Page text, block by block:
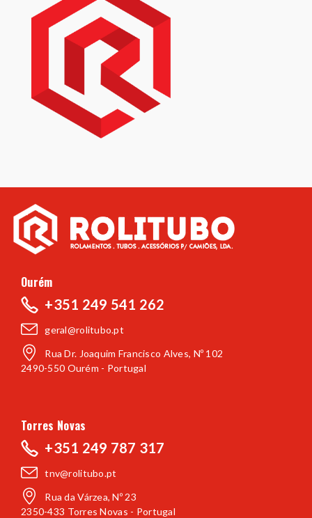
Ourém
+351 249 541 262
geral@rolitubo.pt
Rua Dr. Joaquim Francisco Alves, Nº 102
2490-550 Ourém - Portugal
Torres Novas
+351 249 787 317
tnv@rolitubo.pt
Rua da Várzea, Nº 23
2350-433 Torres Novas - Portugal